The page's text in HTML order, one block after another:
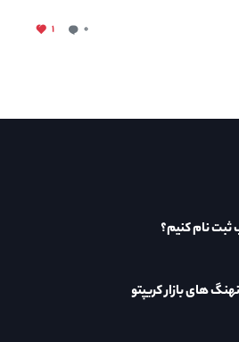
۰ ۱
ثبت نام کنیم؟
های بازار کریپتو